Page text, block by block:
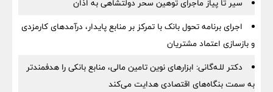
سیر تا پیاز ماجرای توهین سحر دولتشاهی به اذان
اجرای برنامه تحول بانک با تمرکز بر منابع پایدار، درآمدهای کارمزدی
و بازسازی اعتماد مشتریان
دکتر للـه‌گانی: ابزارهای نوین تامین مالی، منابع بانکی را هدفمندتر
به سمت بنگاه‌های اقتصادی هدایت می‌کند